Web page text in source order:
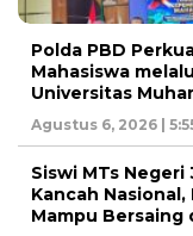
Polda PBD
Mahasiswa
Universitas
Agustus 6, 2026 |
Siswi MTs
Kancah
Mampu